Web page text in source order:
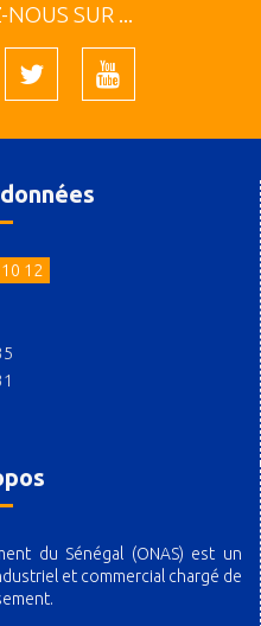
NOUS SUR ...
12
du Sénégal (ONAS) est un
et commercial chargé de